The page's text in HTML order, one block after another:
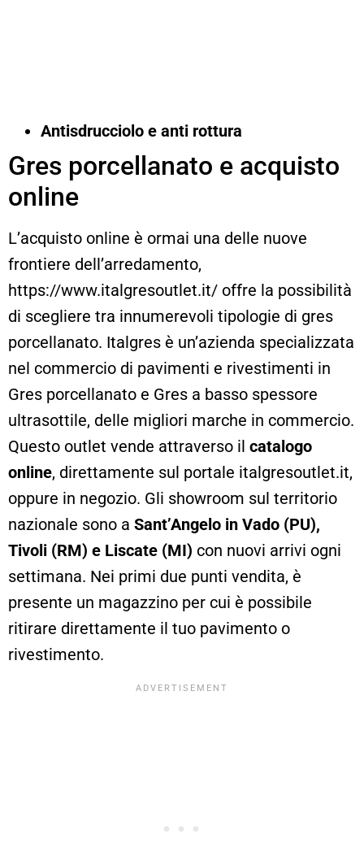
Antisdrucciolo e anti rottura
Gres porcellanato e acquisto
online
L’acquisto online è ormai una delle nuove
frontiere dell’arredamento,
https://www.italgresoutlet.it/ offre la possibilità
di scegliere tra innumerevoli tipologie di gres
porcellanato. Italgres è un’azienda specializzata
nel commercio di pavimenti e rivestimenti in
Gres porcellanato e Gres a basso spessore
ultrasottile, delle migliori marche in commercio.
Questo outlet vende attraverso il catalogo
online, direttamente sul portale italgresoutlet.it,
oppure in negozio. Gli showroom sul territorio
nazionale sono a Sant’Angelo in Vado (PU),
Tivoli (RM) e Liscate (MI) con nuovi arrivi ogni
settimana. Nei primi due punti vendita, è
presente un magazzino per cui è possibile
ritirare direttamente il tuo pavimento o
rivestimento.